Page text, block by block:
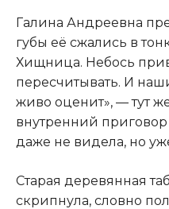
Галина Андреевна
губы её сжались в
Хищница. Небось
пересчитывать. И
живо оценит», — тут
внутренний
даже не видела, но
Старая деревянная
скрипнула, словно